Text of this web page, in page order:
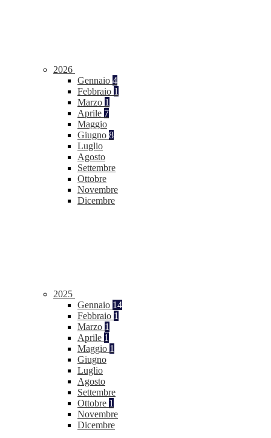
2026
Gennaio 4
Febbraio 1
Marzo 1
Aprile 7
Maggio
Giugno 8
Luglio
Agosto
Settembre
Ottobre
Novembre
Dicembre
2025
Gennaio 14
Febbraio 1
Marzo 1
Aprile 1
Maggio 1
Giugno
Luglio
Agosto
Settembre
Ottobre 1
Novembre
Dicembre